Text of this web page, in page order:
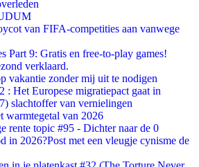
van FIFA-competities aan vanwege
Part 9: Gratis en free-to-play games!
verklaard.
vakantie zonder mij uit te nodigen
: Het Europese migratiepact gaat in
slachtoffer van vernielingen
warmtegetal van 2026
rente topic #95 - Dichter naar de 0
in 2026?Post met een vleugje cynisme de